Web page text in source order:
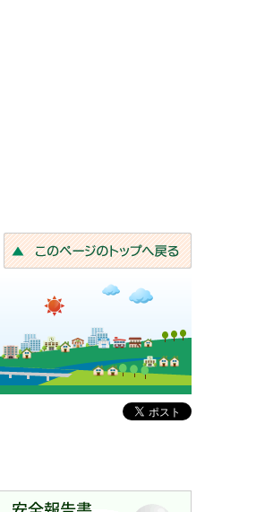
前のページへ戻る